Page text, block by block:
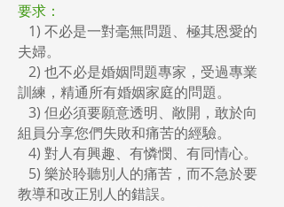
要求：
1) 不必是一對毫無問題、極其恩愛的
夫婦。
2) 也不必是婚姻問題專家，受過專業
訓練，精通所有婚姻家庭的問題。
3) 但必須要願意透明、敞開，敢於向
組員分享您們失敗和痛苦的經驗。
4) 對人有興趣、有憐憫、有同情心。
5) 樂於聆聽別人的痛苦，而不急於要
教導和改正別人的錯誤。